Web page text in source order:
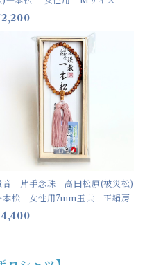
音 片手念珠 高田松原(被災松)
本松 女性用7mm玉共 正絹房